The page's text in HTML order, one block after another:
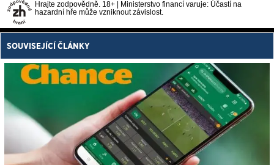
Hrajte zodpovědně. 18+ | Ministerstvo financí varuje: Účastí na
hazardní hře může vzniknout závislost.
SOUVISEJÍCÍ ČLÁNKY